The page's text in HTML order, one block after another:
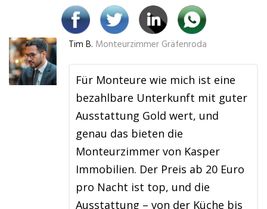
Tim B. Monteurzimmer Gräfenroda
Für Monteure wie mich ist eine
bezahlbare Unterkunft mit guter
Ausstattung Gold wert, und
genau das bieten die
Monteurzimmer von Kasper
Immobilien. Der Preis ab 20 Euro
pro Nacht ist top, und die
Ausstattung – von der Küche bis